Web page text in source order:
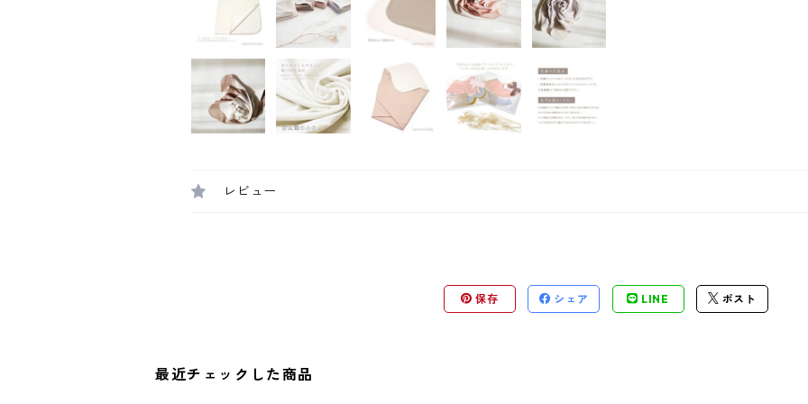
レビュー
保存 シェア LINE ポスト
最近チェックした商品